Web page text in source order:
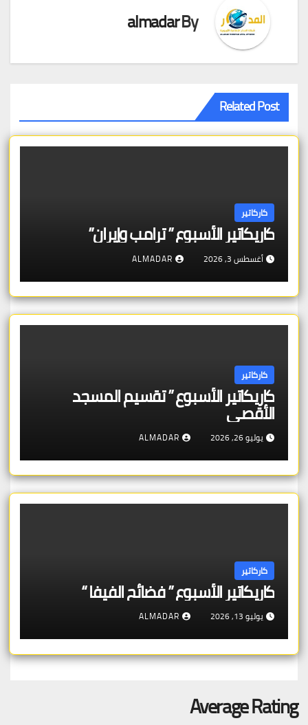
By
almadar
Related Post
كاركاتير
كاريكاتير الأسبوع ” ترامب وإيران”
أغسطس 3, 2026 ALMADAR
كاركاتير
كاريكاتير الأسبوع ” تقسيم المسجد
الأقصى
يوليو 26, 2026 ALMADAR
كاركاتير
كاريكاتير الأسبوع ” فضائح الفيفا “
يوليو 13, 2026 ALMADAR
Average Rating